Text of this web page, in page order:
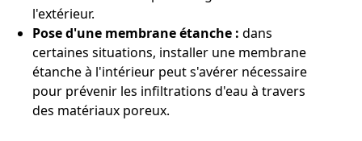
l'extérieur.
Pose d'une membrane étanche : dans
certaines situations, installer une membrane
étanche à l'intérieur peut s'avérer nécessaire
pour prévenir les infiltrations d'eau à travers
des matériaux poreux.